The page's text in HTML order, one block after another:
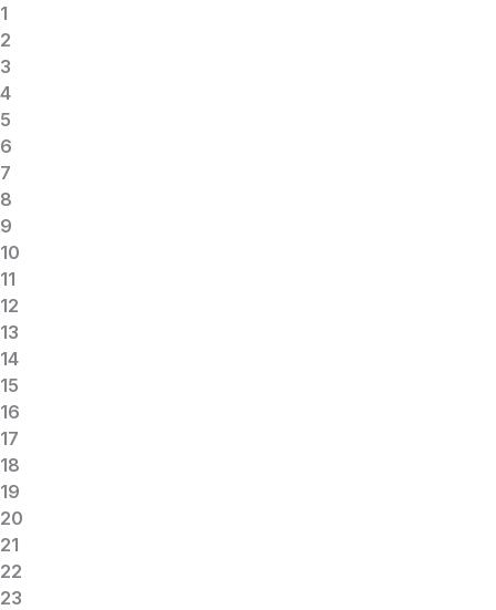
1
2
3
4
5
6
7
8
9
10
11
12
13
14
15
16
17
18
19
20
21
22
23